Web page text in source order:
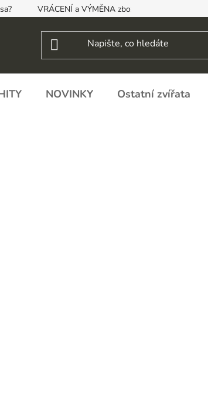
VRÁCENÍ a VÝMĚNA zboží, ODSTOUPENÍ OD
NOVINKY Ostatní zvířata